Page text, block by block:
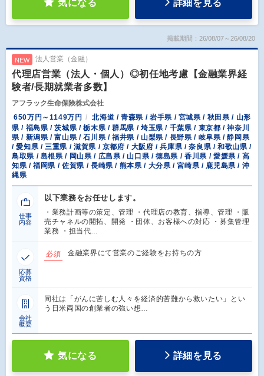
気になる 詳細を見る
掲載期間：26/08/07～26/08/20
NEW 法人営業（金融）
代理店営業（法人・個人）◎初任地考慮【金融業界経
験者/長期就業者多数】
アフラック生命保険株式会社
650万円～1149万円
北海道 / 青森県 / 岩手県 / 宮城県 / 秋田県 / 山形
県 / 福島県 / 茨城県 / 栃木県 / 群馬県 / 埼玉県 / 千葉県 / 東京都 / 神奈川
県 / 新潟県 / 富山県 / 石川県 / 福井県 / 山梨県 / 長野県 / 岐阜県 / 静岡県
/ 愛知県 / 三重県 / 滋賀県 / 京都府 / 大阪府 / 兵庫県 / 奈良県 / 和歌山県 /
鳥取県 / 島根県 / 岡山県 / 広島県 / 山口県 / 徳島県 / 香川県 / 愛媛県 / 高
知県 / 福岡県 / 佐賀県 / 長崎県 / 熊本県 / 大分県 / 宮崎県 / 鹿児島県 / 沖
縄県
仕事
内容
以下業務をお任せします。
・業務計画等の策定、管理 ・代理店の教育、指導、管理 ・販
売チャネルの開拓、開発 ・団体、お客様への対応 ・募集管理
業務 ・担当代…
応募
資格
必須 金融業界にて営業のご経験をお持ちの方
会社
概要
同社は「がんに苦しむ人々を経済的苦難から救いたい」とい
う日米両国の創業者の強い想…
気になる 詳細を見る